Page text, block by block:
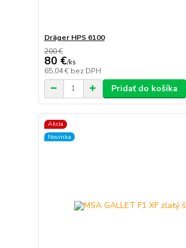
Dräger HPS 6100
200 €
80 €/ks
65,04 € bez DPH
Pridať do košíka
Akcia
Novinka